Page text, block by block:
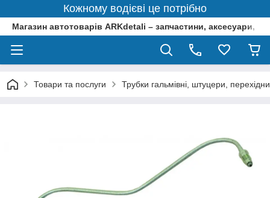
Кожному водієві це потрібно
Магазин автотоварів ARKdetali – запчастини, аксесуари,
Товари та послуги Трубки гальмівні, штуцери,